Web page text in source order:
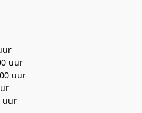
uur
uur
uur